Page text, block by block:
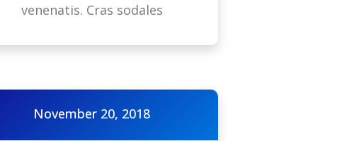
venenatis. Cras sodales
November 20, 2018